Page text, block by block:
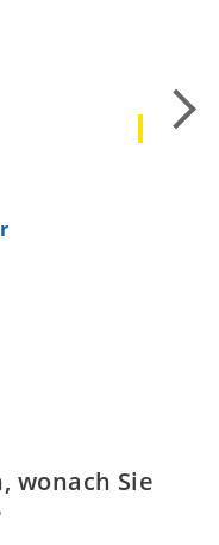
NEU
wonach Sie